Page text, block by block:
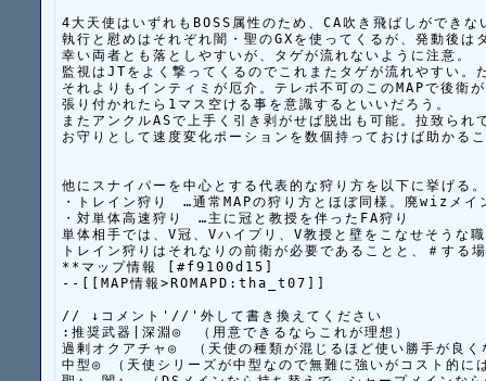
4大天使はいずれもBOSS属性のため、CA吹き飛ばしができな
執行と慰めはそれぞれ闇・聖のGXを使ってくるが、発動後は
幸い両者とも落としやすいが、タゲが流れないように注意。
監視はJTをよく撃ってくるのでこれまたタゲが流れやすい。
それよりもインティミが厄介。テレポ不可のこのMAPで後衛
張り付かれたら1マス空ける事を意識するといいだろう。
またアンクルASで上手く引き剥がせば脱出も可能。拉致られ
お守りとして速度変化ポーションを数個持っておけば助かる
他にスナイパーを中心とする代表的な狩り方を以下に挙げる。
・トレイン狩り　…通常MAPの狩り方とほぼ同様。廃wizメイ
・対単体高速狩り　…主に冠と教授を伴ったFA狩り
単体相手では、V冠、Vハイプリ、V教授と壁をこなせそうな
トレイン狩りはそれなりの前衛が必要であることと、＃する
**マップ情報 [#f9100d15]
--[[MAP情報>ROMAPD:tha_t07]]
// ↓コメント'//'外して書き換えてください
:推奨武器|深淵◎　（用意できるならこれが理想）
過剰オクアチャ◎　（天使の種類が混じるほど使い勝手が良
中型◎ （天使シリーズが中型なので無難に強いがコスト的に